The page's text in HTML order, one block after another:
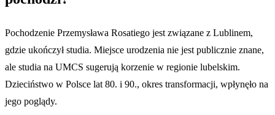
Pochodzenie Przemysława Rosatiego jest związane z Lublinem,
gdzie ukończył studia. Miejsce urodzenia nie jest publicznie znane,
ale studia na UMCS sugerują korzenie w regionie lubelskim.
Dzieciństwo w Polsce lat 80. i 90., okres transformacji, wpłynęło na
jego poglądy.